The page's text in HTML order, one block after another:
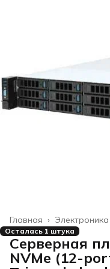
Электроника
Главная ›
Осталась 1 штука
Серверная
NVMe (12-